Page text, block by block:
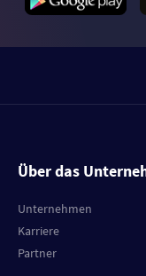
Über das
Unternehmen
Karriere
Partner